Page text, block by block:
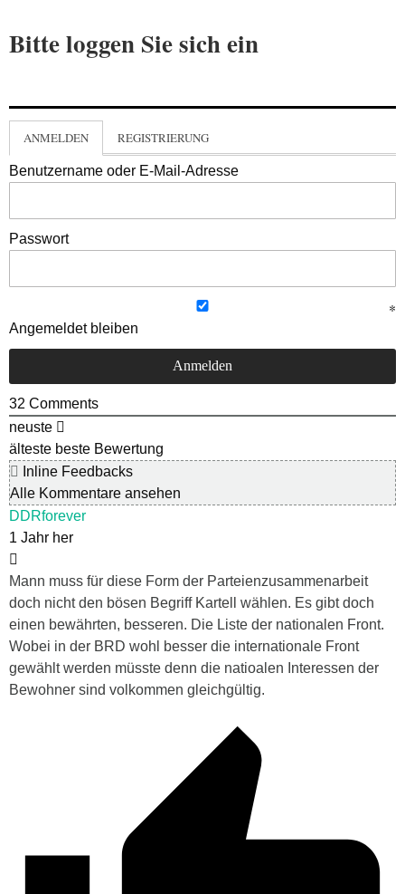
Bitte loggen Sie sich ein
ANMELDEN REGISTRIERUNG
Benutzername oder E-Mail-Adresse
Passwort
Angemeldet bleiben
32 Comments
neuste
älteste beste Bewertung
Inline Feedbacks
Alle Kommentare ansehen
DDRforever
1 Jahr her
Mann muss für diese Form der Parteienzusammenarbeit
doch nicht den bösen Begriff Kartell wählen. Es gibt doch
einen bewährten, besseren. Die Liste der nationalen Front.
Wobei in der BRD wohl besser die internationale Front
gewählt werden müsste denn die natioalen Interessen der
Bewohner sind volkommen gleichgültig.